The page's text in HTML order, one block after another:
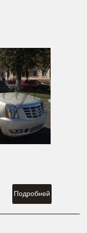
Подробней